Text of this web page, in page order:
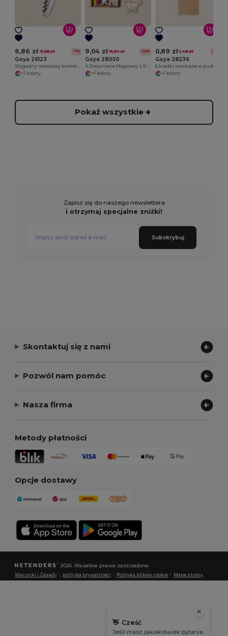
6,86 zł 7,38 zł -7%
Goya 26123
+1 kolory
9,04 zł 11,34 zł -20%
Goya 28050
+1 kolory
0,89 zł 1,49 zł -41%
Goya 28236
+1 kolory
Pokaż wszystkie
Zapisz się do naszego newslettera
i otrzymaj specjalne zniżki!
Subskrybuj
Skontaktuj się z nami
Pozwól nam pomóc
Nasza firma
Metody płatności
Opcje dostawy
2026. Wszelkie prawa zastrzeżone
Warunki i Zasady polityka prywatności Polityka plików cookie Mapa strony
👋 Cześć
Jeśli masz jakiekolwiek pytania